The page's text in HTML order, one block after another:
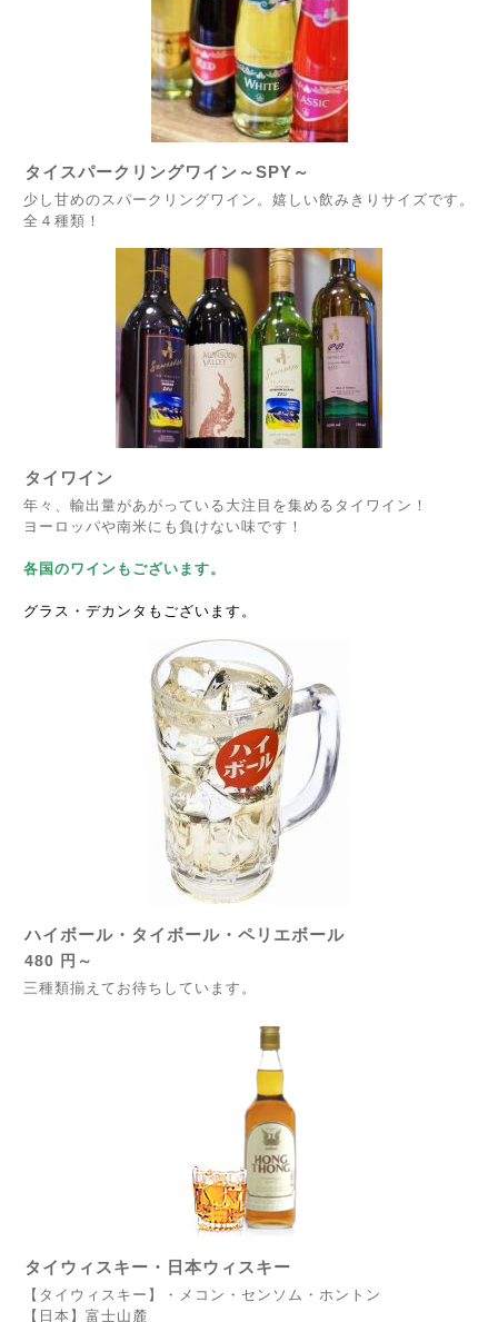
タイスパークリングワイン～SPY～
少し甘めのスパークリングワイン。嬉しい飲みきりサイズです。
全４種類！
タイワイン
年々、輸出量があがっている大注目を集めるタイワイン！
ヨーロッパや南米にも負けない味です！
各国のワインもございます。
グラス・デカンタもございます。
ハイボール・タイボール・ペリエボール
480 円～
三種類揃えてお待ちしています。
タイウィスキー・日本ウィスキー
【タイウィスキー】・メコン・センソム・ホントン
【日本】富士山麓